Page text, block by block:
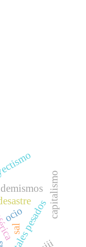
metales pesados
capitalismo
ocio
sal